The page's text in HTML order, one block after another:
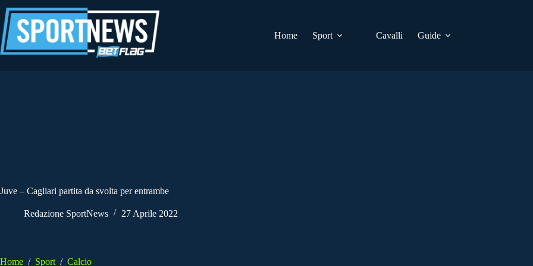
al
contenuto
Home
Sport Cavalli Guide
Juve – Cagliari partita da svolta per entrambe
Redazione SportNews 27 Aprile 2022
Home / Sport / Calcio